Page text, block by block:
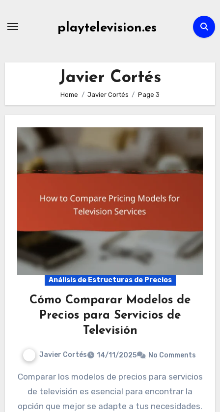
playtelevision.es
Javier Cortés
Home Javier Cortés Page 3
Análisis de Estructuras de Precios
Cómo Comparar Modelos de
Precios para Servicios de
Televisión
Javier Cortés 14/11/2025 No Comments
Comparar los modelos de precios para servicios
de televisión es esencial para encontrar la
opción que mejor se adapte a tus necesidades.